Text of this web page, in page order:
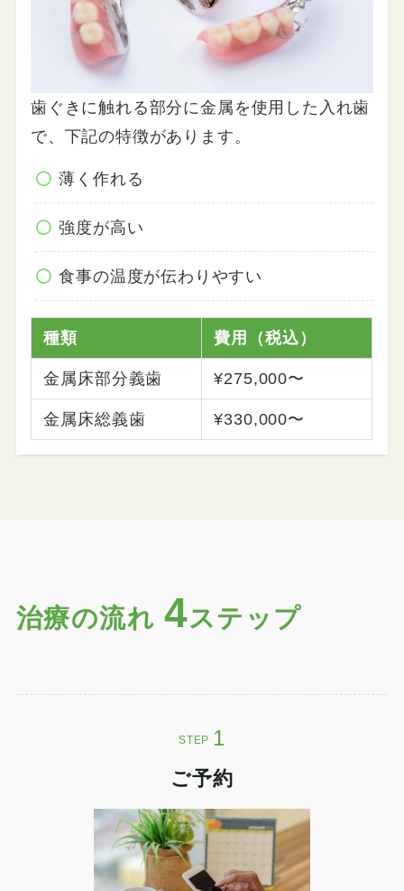
歯ぐきに触れる部分に金属を使用した入れ歯
で、下記の特徴があります。
薄く作れる
強度が高い
食事の温度が伝わりやすい
種類 費用（税込）
金属床部分義歯 ¥275,000〜
金属床総義歯 ¥330,000〜
治療の流れ 4ステップ
STEP
ご予約